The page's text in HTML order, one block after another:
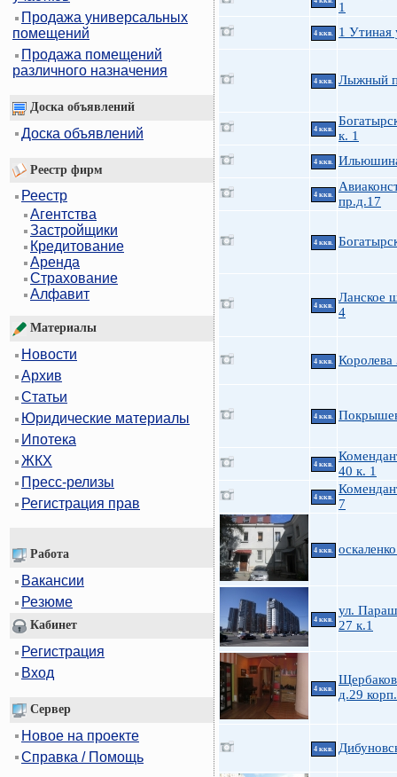
Продажа универсальных
помещений
Продажа помещений
различного назначения
Доска объявлений
Доска объявлений
Реестр фирм
Реестр
Агентства
Застройщики
Кредитование
Аренда
Страхование
Алфавит
Материалы
Новости
Архив
Статьи
Юридические материалы
Ипотека
ЖКХ
Пресс-релизы
Регистрация прав
Работа
Вакансии
Резюме
Кабинет
Регистрация
Вход
Сервер
Новое на проекте
Справка / Помощь
1
4 ккв. 1 Утиная
4 ккв. Лыжный
4 ккв.
к. 1
4 ккв.
4 ккв.
пр.д.17
4 ккв.
4 ккв.
Ланское
4
4 ккв. Королева
4 ккв.
4 ккв.
40 к. 1
4 ккв.
7
4 ккв.
4 ккв.
ул.
27 к.1
4 ккв.
д.29
4 ккв.